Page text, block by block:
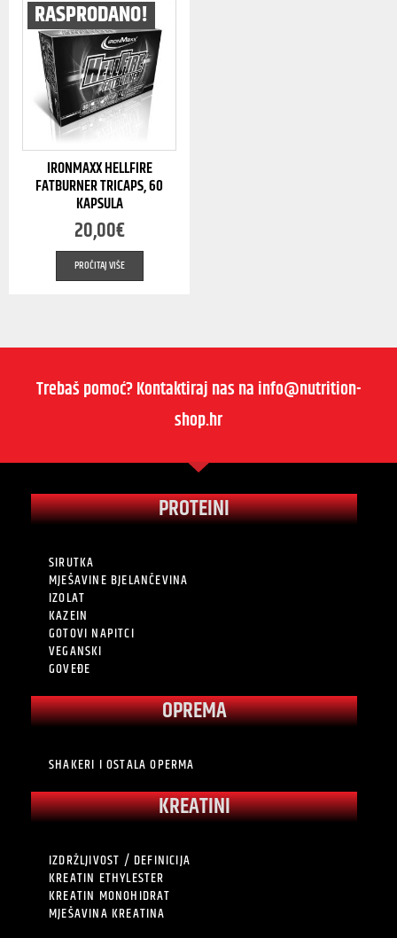
RASPRODANO!
IRONMAXX HELLFIRE
FATBURNER TRICAPS, 60
KAPSULA
20,00€
PROČITAJ VIŠE
Trebaš pomoć? Kontaktiraj nas na info@nutrition-
shop.hr
PROTEINI
SIRUTKA
MJEŠAVINE BJELANČEVINA
IZOLAT
KAZEIN
GOTOVI NAPITCI
VEGANSKI
GOVEĐE
OPREMA
SHAKERI I OSTALA OPERMA
KREATINI
IZDRŽLJIVOST / DEFINICIJA
KREATIN ETHYLESTER
KREATIN MONOHIDRAT
MJEŠAVINA KREATINA